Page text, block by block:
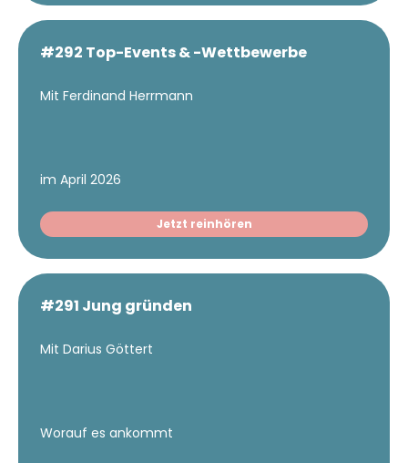
#292 Top-Events & -Wettbewerbe
Mit Ferdinand Herrmann
im April 2026
Jetzt reinhören
#291 Jung gründen
Mit Darius Göttert
Worauf es ankommt